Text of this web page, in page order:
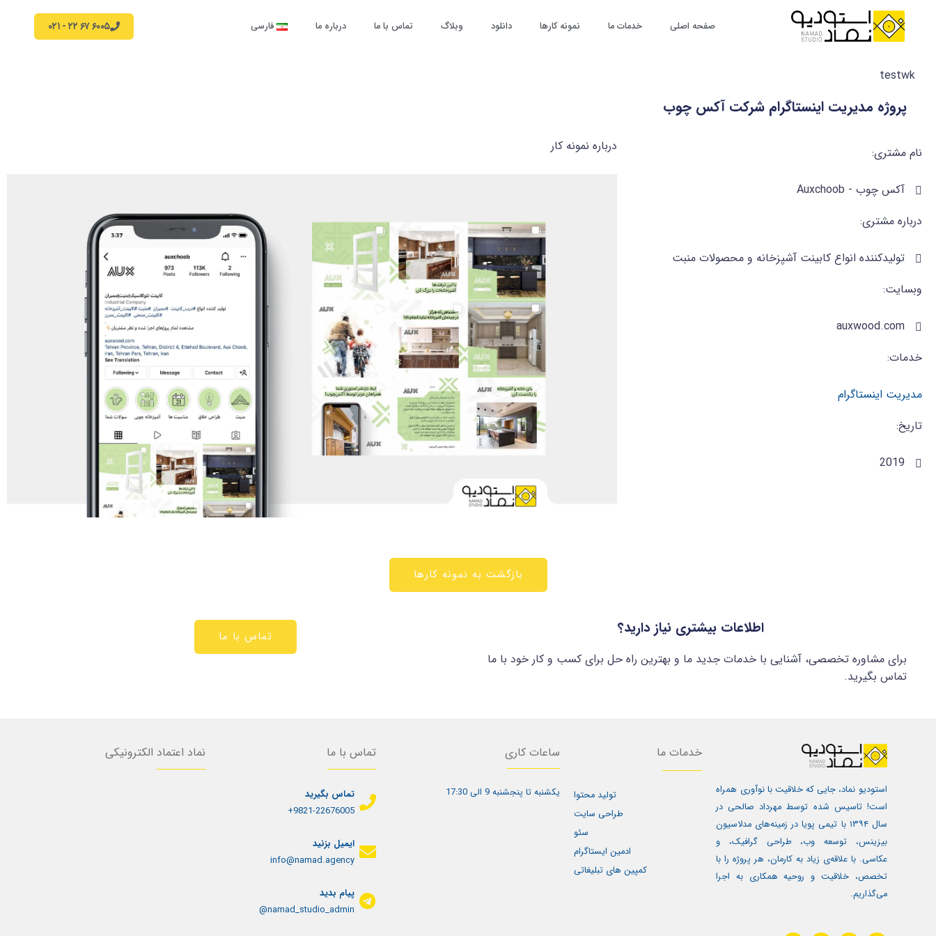
صفحه اصلی خدمات ما نمونه کارها دانلود وبلاگ تماس با ما درباره ما فارسی ۶۰۰۵ ۶۷ ۲۲ - ۰۲۱
testwk
پروژه مدیریت اینستاگرام شرکت آکس چوب
نام مشتری:
آکس چوب - Auxchoob
درباره مشتری:
تولیدکننده انواع کابینت آشپزخانه و محصولات منبت
وبسایت:
auxwood.com
خدمات:
تاریخ:
2019
درباره نمونه کار
بازگشت به نمونه کارها
اطلاعات بیشتری نیاز دارید؟
برای مشاوره تخصصی، آشنایی با خدمات جدید ما و بهترین راه حل برای کسب و کار خود با ما
تماس بگیرید.
تماس با ما
استودیو نماد، جایی که خلاقیت با نوآوری همراه
است! تاسیس شده توسط مهرداد صالحی در
سال ۱۳۹۴ با تیمی پویا در زمینه‌های مدلاسیون
بیزینس، توسعه وب، طراحی گرافیک، و
عکاسی. با علاقه‌ی زیاد به کارمان، هر پروژه را با
تخصص، خلاقیت و روحیه همکاری به اجرا
می‌گذاریم.
خدمات ما
تولید محتوا
طراحی سایت
سئو
ادمین ایستاگرام
کمپین های تبلیغاتی
ساعات کاری
یکشنبه تا پنجشنبه 9 الی 17:30
تماس با ما
تماس بگیرید
9821-22676005+
ایمیل بزنید
info@namad.agency
پیام بدید
namad_studio_admin@
نماد اعتماد الکترونیکی